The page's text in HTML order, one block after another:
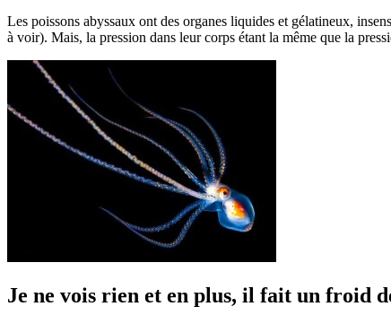
Les poissons abyssaux ont des organes liquides et gélatineux,
à voir). Mais, la pression dans leur corps étant la même que la
Je ne vois rien et en plus, il fait un froid